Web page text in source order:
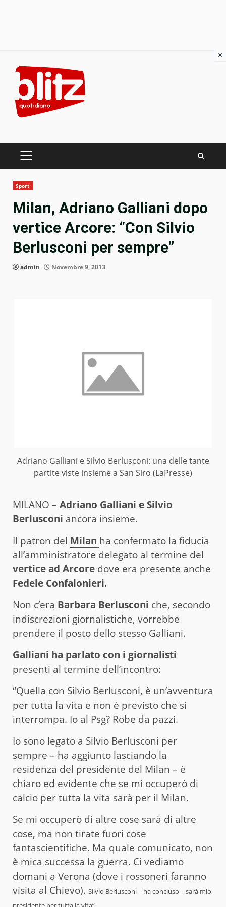
content
PRIMARY
Sport
Milan, Adriano Galliani dopo
vertice Arcore: “Con Silvio
Berlusconi per sempre”
admin Novembre 9, 2013
Adriano Galliani e Silvio Berlusconi: una delle tante
partite viste insieme a San Siro (LaPresse)
MILANO – Adriano Galliani e Silvio
Berlusconi ancora insieme.
Il patron del Milan ha confermato la fiducia
all’amministratore delegato al termine del
vertice ad Arcore dove era presente anche
Fedele Confalonieri.
Non c’era Barbara Berlusconi che, secondo
indiscrezioni giornalistiche, vorrebbe
prendere il posto dello stesso Galliani.
Galliani ha parlato con i giornalisti
presenti al termine dell’incontro:
“Quella con Silvio Berlusconi, è un’avventura
per tutta la vita e non è previsto che si
interrompa. Io al Psg? Robe da pazzi.
Io sono legato a Silvio Berlusconi per
sempre – ha aggiunto lasciando la
residenza del presidente del Milan – è
chiaro ed evidente che se mi occuperò di
calcio per tutta la vita sarà per il Milan.
Se mi occuperò di altre cose sarà di altre
cose, ma non tirate fuori cose
fantascientifiche. Ma quale comunicato, non
è mica successa la guerra. Ci vediamo
domani a Verona (dove i rossoneri faranno
visita al Chievo). Silvio Berlusconi – ha concluso – sarà mio
×